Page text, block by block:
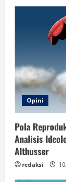
Opini
Pola
Analisis
Althusser
redaksi